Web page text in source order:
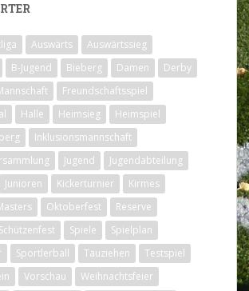
Auswärts
Auswärtssieg
B-Jugend Bieberg Damen
Derby
Freundschaftsspiel
Halle Heimsieg
Heimspiel
Inklusionsmannschaft
Jugend
Jugendabteilung
Junioren Kickerturnier
Kirmes
Oktoberfest
Reserve
Schützenfest Spiele
Spielplan
Sportlerball Tauziehen
Testspiel
Vorschau
Weihnachtsfeier